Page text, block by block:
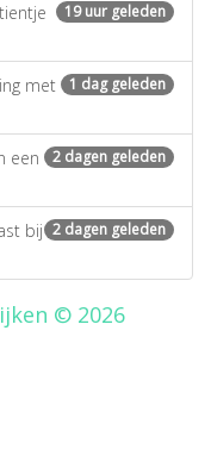
19 uur geleden
1 dag geleden
met
2 dagen geleden
een
2 dagen geleden
bij
© 2026